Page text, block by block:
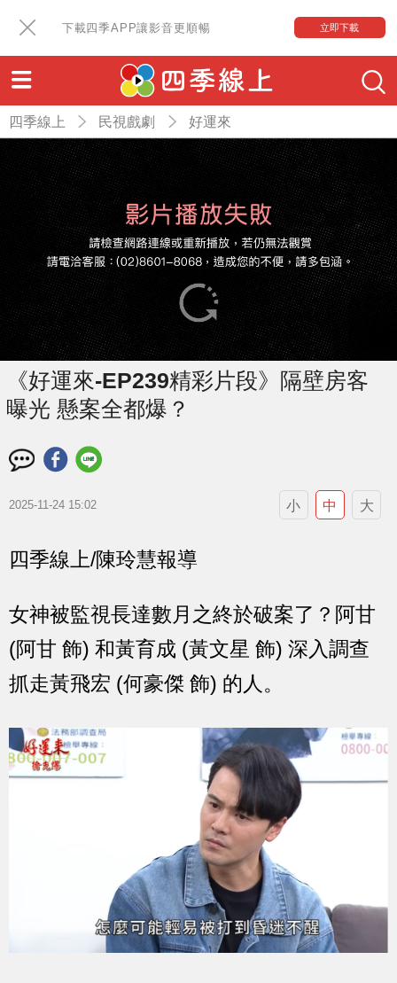
下載四季APP讓影音更順暢 立即下載
四季線上 民視戲劇 好運來
《好運來-EP239精彩片段》隔壁房客
曝光 懸案全都爆？
2025-11-24 15:02 小 中 大
四季線上/陳玲慧報導
女神被監視長達數月之終於破案了？阿甘
(阿甘 飾) 和黃育成 (黃文星 飾) 深入調查
抓走黃飛宏 (何豪傑 飾) 的人。